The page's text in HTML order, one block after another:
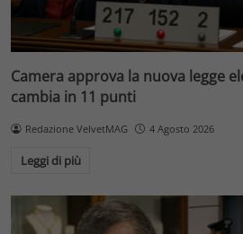
Camera approva la nuova legge
cambia in 11 punti
Redazione VelvetMAG 4 Agosto 2026
Leggi di più